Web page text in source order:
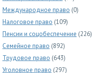
Международное право (0)
Налоговое право (109)
Пенсии и соцобеспечение (226)
Семейное право (892)
Трудовое право (643)
Уголовное право (297)